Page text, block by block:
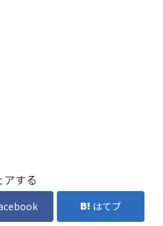
アする
はてブ